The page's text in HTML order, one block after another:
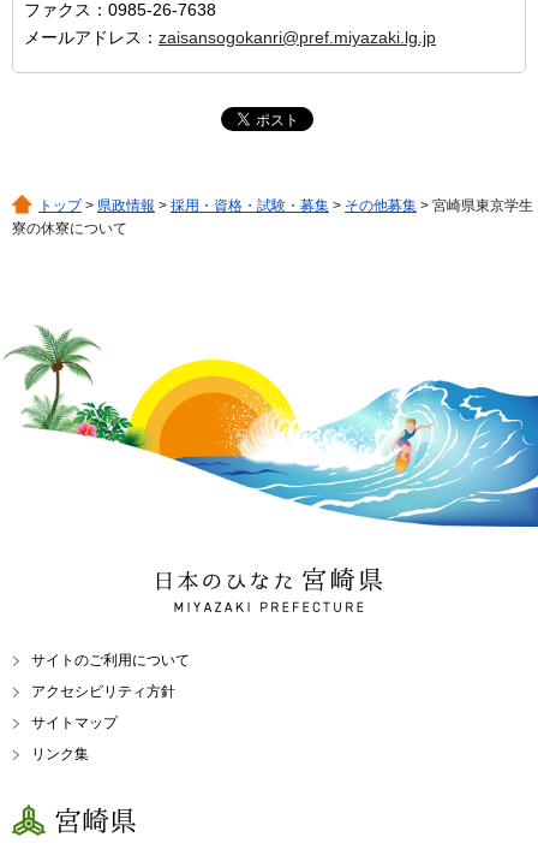
ファクス：0985-26-7638
メールアドレス： zaisansogokanri@pref.miyazaki.lg.jp
トップ> 県政情報 > 採用・資格・試験・募集 > その他募集 > 宮崎県東京学生
寮の休寮について
日本のひなた 宮崎県
MIYAZAKI PREFECTURE
サイトのご利用について
アクセシビリティ方針
サイトマップ
リンク集
宮崎県